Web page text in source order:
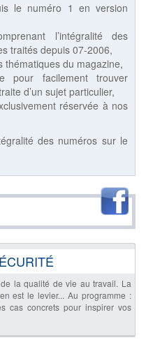
le numéro 1 en version
l’intégralité des
traités depuis 07-2006,
thématiques du magazine,
pour facilement trouver
d’un sujet particulier,
réservée à nos
des numéros sur le
la qualité de vie au travail. La
est le levier... Au programme :
cas concrets pour inspirer vos